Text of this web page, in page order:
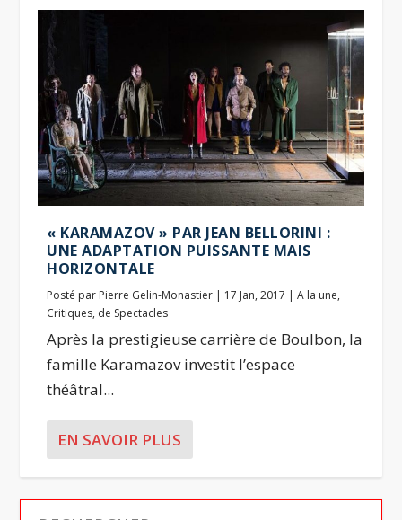
« KARAMAZOV » PAR JEAN BELLORINI :
UNE ADAPTATION PUISSANTE MAIS
HORIZONTALE
Posté par Pierre Gelin-Monastier | 17 Jan, 2017 |A la une,
Critiques, de Spectacles
Après la prestigieuse carrière de Boulbon, la
famille Karamazov investit l’espace
théâtral...
EN SAVOIR PLUS